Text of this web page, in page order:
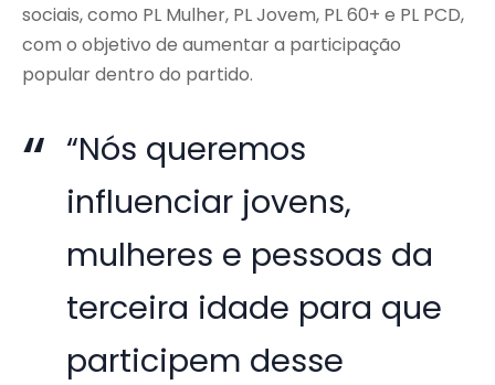
sociais, como PL Mulher, PL Jovem, PL 60+ e PL PCD,
com o objetivo de aumentar a participação
popular dentro do partido.
“Nós queremos
influenciar jovens,
mulheres e pessoas da
terceira idade para que
participem desse